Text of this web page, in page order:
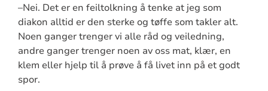
–Nei. Det er en feiltolkning å tenke at jeg som
diakon alltid er den sterke og tøffe som takler alt.
Noen ganger trenger vi alle råd og veiledning,
andre ganger trenger noen av oss mat, klær, en
klem eller hjelp til å prøve å få livet inn på et godt
spor.